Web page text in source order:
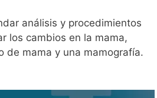
análisis y procedimientos
los cambios en la mama,
de mama y una mamografía.